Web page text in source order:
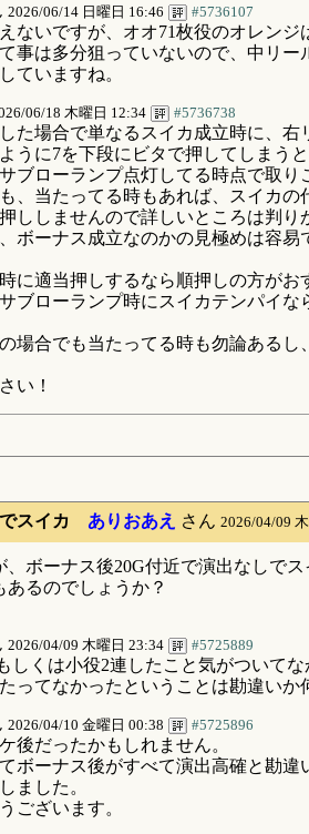
2026/06/14 日曜日 16:46 #5736107
ないですが、オオ71枚役のオレンジ
事は多分狙っていないので、中リー
ていますね。
06/18 木曜日 12:34 #5736738
た場合で単なるスイカ成立時に、
うに7を下段にビタで押してしまう
ブローランプ点灯してる時点で取
、当たってる時もあれば、スイカの
ししませんので詳しいところは判
ボーナス成立なのかの見極めは容易
に適当押しするなら順押しの方が
ブローランプ時にスイカテンパイ
場合でも当たってる時も勿論ある
い！
スイカ ありおあえ さん 2026/04/09
、ボーナス後20G付近で演出なしで
るのでしょうか？
2026/04/09 木曜日 23:34 #5725889
しくは小役2連したこと気がついてな
ってなかったということは勘違いか
2026/04/10 金曜日 00:38 #5725896
後だったかもしれません。
ボーナス後がすべて演出高確と勘違
ました。
ございます。